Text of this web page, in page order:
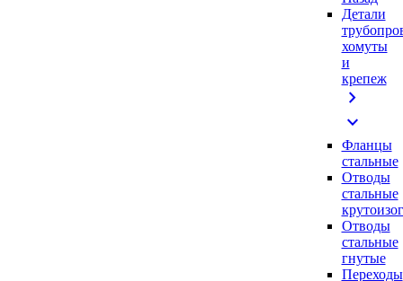
Детали
хомуты
и
крепеж
chevron_right
expand_more
Фланцы
стальные
Отводы
стальные
Отводы
стальные
гнутые
Переходы